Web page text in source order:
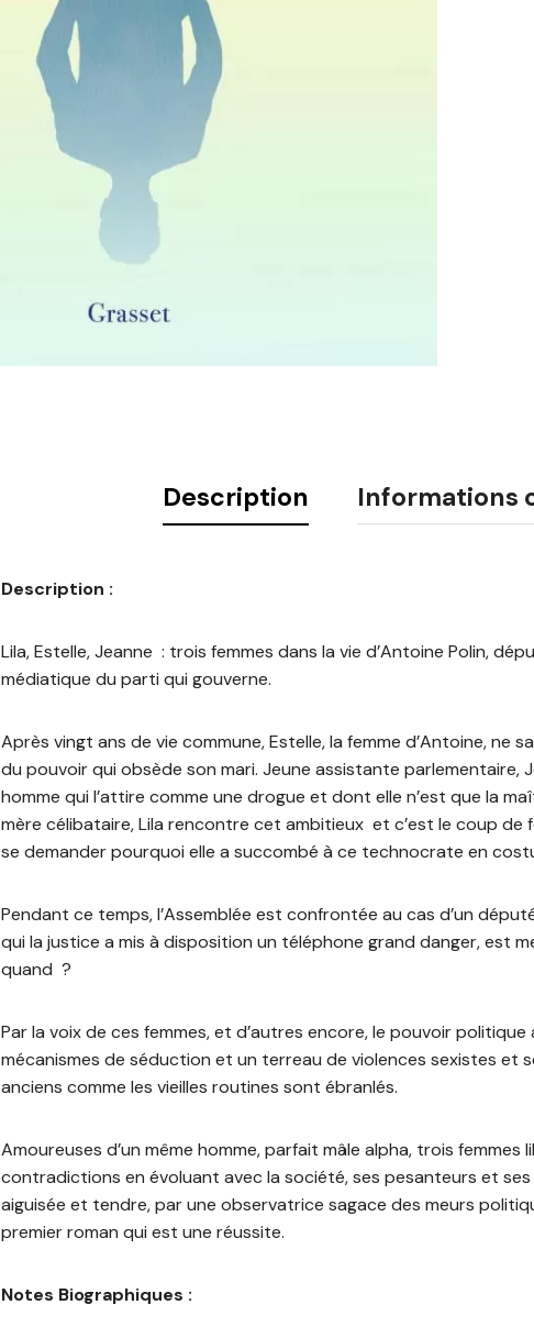
Description Informations
Description :
Lila, Estelle, Jeanne : trois femmes dans la vie d’Antoine Polin,
médiatique du parti qui gouverne.
Après vingt ans de vie commune, Estelle, la femme d’Antoine, ne
du pouvoir qui obsède son mari. Jeune assistante parlementaire,
homme qui l’attire comme une drogue et dont elle n’est que la
mère célibataire, Lila rencontre cet ambitieux et c’est le coup de
se demander pourquoi elle a succombé à ce technocrate en
Pendant ce temps, l’Assemblée est confrontée au cas d’un
qui la justice a mis à disposition un téléphone grand danger, est
quand ?
Par la voix de ces femmes, et d’autres encore, le pouvoir
mécanismes de séduction et un terreau de violences sexistes et
anciens comme les vieilles routines sont ébranlés.
Amoureuses d’un même homme, parfait mâle alpha, trois
contradictions en évoluant avec la société, ses pesanteurs et
aiguisée et tendre, par une observatrice sagace des meurs
premier roman qui est une réussite.
Notes Biographiques :